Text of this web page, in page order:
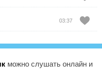
03:37
можно слушать онлайн и